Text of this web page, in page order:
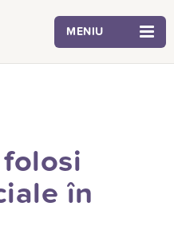
MENIU
în